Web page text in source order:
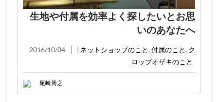
生地や付属を効率よく探したいとお思
いのあなたへ
2016/10/04 | ネットショップのこと , 付属のこと , ク
ロップオザキのこと
尾崎博之